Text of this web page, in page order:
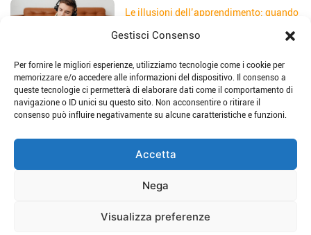
Gestisci Consenso
Per fornire le migliori esperienze, utilizziamo tecnologie come i cookie per
memorizzare e/o accedere alle informazioni del dispositivo. Il consenso a
queste tecnologie ci permetterà di elaborare dati come il comportamento di
navigazione o ID unici su questo sito. Non acconsentire o ritirare il
consenso può influire negativamente su alcune caratteristiche e funzioni.
Accetta
Nega
Visualizza preferenze
Le illusioni dell’apprendimento: quando
Data:5 Agosto 2026
Il sito web della scuola: come
trasformarlo in uno strumento di
storytelling e comunicazione
Data:28 Luglio 2026
Place-based education: dalla teoria alla
pratica per imparare sul territorio
Data:23 Luglio 2026